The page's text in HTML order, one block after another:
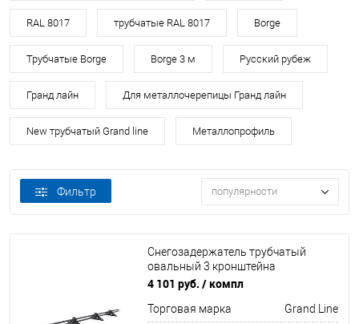
RAL 8017 трубчатые RAL 8017 Borge
Трубчатые Borge Borge 3 м Русский рубеж
Гранд лайн Для металлочерепицы Гранд лайн
New трубчатый Grand line Металлопрофиль
Фильтр популярности
Снегозадержатель трубчатый
овальный 3 кронштейна
Оцинков+порошковый окрас
4 101 руб. / компл
Торговая марка Grand Line